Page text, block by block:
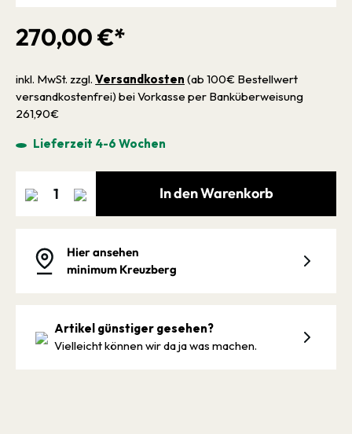
270,00 €*
inkl. MwSt. zzgl. Versandkosten (ab 100€ Bestellwert
versandkostenfrei) bei Vorkasse per Banküberweisung
261,90€
Lieferzeit 4-6 Wochen
In den Warenkorb
Hier ansehen
minimum Kreuzberg
Artikel günstiger gesehen?
Vielleicht können wir da ja was machen.